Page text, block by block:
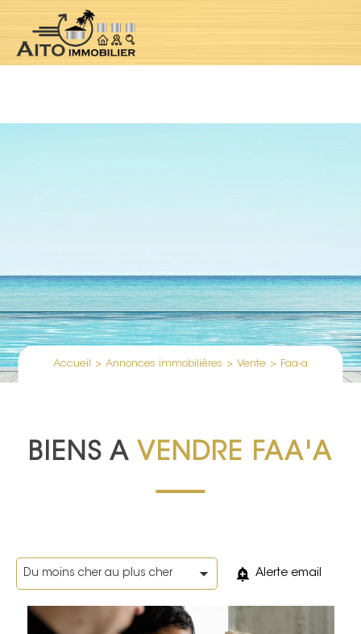
: Undefined index: location in
/var/www/clients/client1/web5/web/controllers/jpropertyContr
oller.phpon line184
Accueil > Annonces immobilières > Vente > Faa-a
BIENS A VENDRE FAA'A
Alerte email